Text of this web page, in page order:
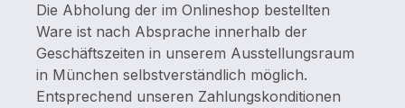
Die Abholung der im Onlineshop bestellten
Ware ist nach Absprache innerhalb der
Geschäftszeiten in unserem Ausstellungsraum
in München selbstverständlich möglich.
Entsprechend unseren Zahlungskonditionen